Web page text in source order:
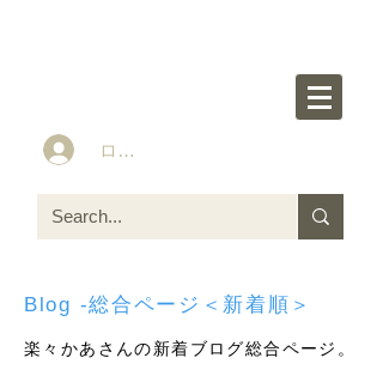
ログイン
Blog -総合ページ＜新着順＞
楽々かあさんの新着ブログ総合ページ。